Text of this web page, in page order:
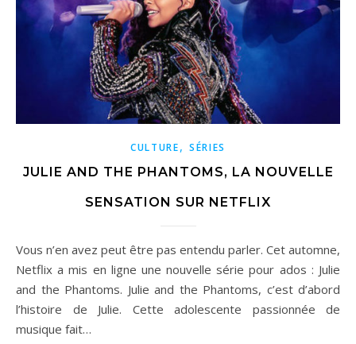
CULTURE, SÉRIES
JULIE AND THE PHANTOMS, LA NOUVELLE
SENSATION SUR NETFLIX
Vous n’en avez peut être pas entendu parler. Cet automne,
Netflix a mis en ligne une nouvelle série pour ados : Julie
and the Phantoms. Julie and the Phantoms, c’est d’abord
l’histoire de Julie. Cette adolescente passionnée de
musique fait…